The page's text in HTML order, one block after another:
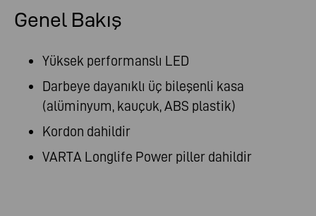
Genel Bakış
Yüksek performanslı LED
Darbeye dayanıklı üç bileşenli kasa
(alüminyum, kauçuk, ABS plastik)
Kordon dahildir
VARTA Longlife Power piller dahildir